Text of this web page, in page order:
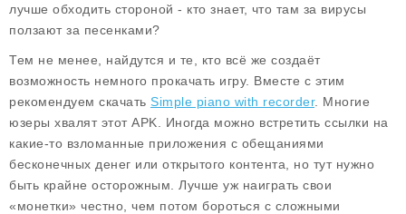
лучше обходить стороной - кто знает, что там за вирусы
ползают за песенками?
Тем не менее, найдутся и те, кто всё же создаёт
возможность немного прокачать игру. Вместе с этим
рекомендуем скачать Simple piano with recorder. Многие
юзеры хвалят этот APK. Иногда можно встретить ссылки на
какие-то взломанные приложения с обещаниями
бесконечных денег или открытого контента, но тут нужно
быть крайне осторожным. Лучше уж наиграть свои
«монетки» честно, чем потом бороться с сложными